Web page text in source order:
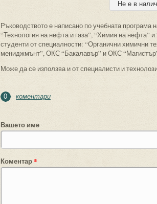
Ръководството е написано по учебната програма
“Технология на нефта и газа”, “Химия на нефта”
студенти от специалности: “Органични химични
мениджмънт”, ОКС “Бакалавър” и ОКС
Може да се използва и от специалисти и
0 коментари
Вашето име
Коментар*